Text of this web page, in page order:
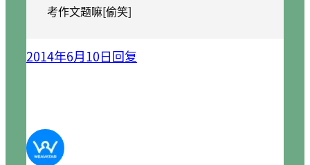
考作文题嘛[偷笑]
2014年6月10日回复